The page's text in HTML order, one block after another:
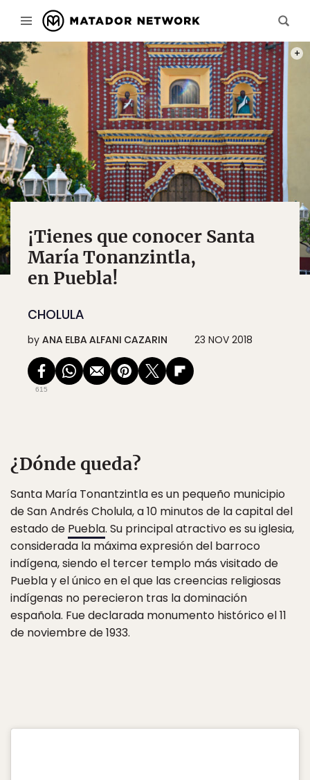
¡Tienes que conocer Santa
María Tonanzintla,
en Puebla!
CHOLULA
by ANA ELBA ALFANI CAZARIN 23 NOV 2018
615
¿Dónde queda?
Santa María Tonantzintla es un pequeño municipio
de San Andrés Cholula, a 10 minutos de la capital del
estado de Puebla. Su principal atractivo es su iglesia,
considerada la máxima expresión del barroco
indígena, siendo el tercer templo más visitado de
Puebla y el único en el que las creencias religiosas
indígenas no perecieron tras la dominación
española. Fue declarada monumento histórico el 11
de noviembre de 1933.